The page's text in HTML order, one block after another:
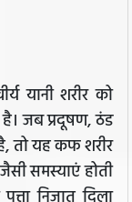
यानी शरीर को
है। जब प्रदूषण, ठंड
तो यह कफ शरीर
समस्याएं होती